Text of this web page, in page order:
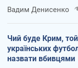
Вадим Денисенко
Чий буде Крим,
українських
назвати вбивцями